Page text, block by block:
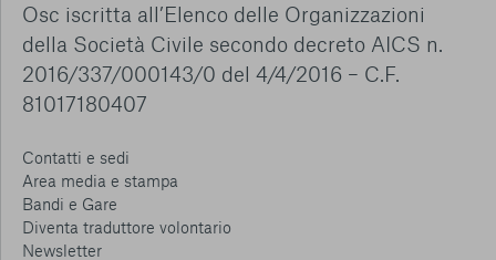
Osc iscritta all’Elenco delle Organizzazioni
della Società Civile secondo decreto AICS n.
2016/337/000143/0 del 4/4/2016 – C.F.
81017180407
Contatti e sedi
Area media e stampa
Bandi e Gare
Diventa traduttore volontario
Newsletter